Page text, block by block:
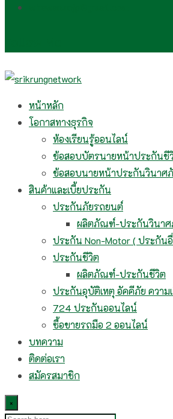
หน้าหลัก
โอกาสทางธุรกิจ
ห้องเรียนรู้ออนไลน์
ข้อสอบบัตรนายหน้าประกันชี
ข้อสอบนายหน้าประกันวินาศ
สินค้าและเบี้ยประกัน
ประกันภัยรถยนต์
ผลิตภัณฑ์-ประกันวินาศ
ประกัน Non-Motor ( ประกัน
ประกันชีวิต
ผลิตภัณฑ์-ประกันชีวิต
ประกันอุบัติเหตุ อัคคีภัย ความ
724 ประกันออนไลน์
ซื้อขายรถมือ 2 ออนไลน์
บทความ
ติดต่อเรา
สมัครสมาชิก
×